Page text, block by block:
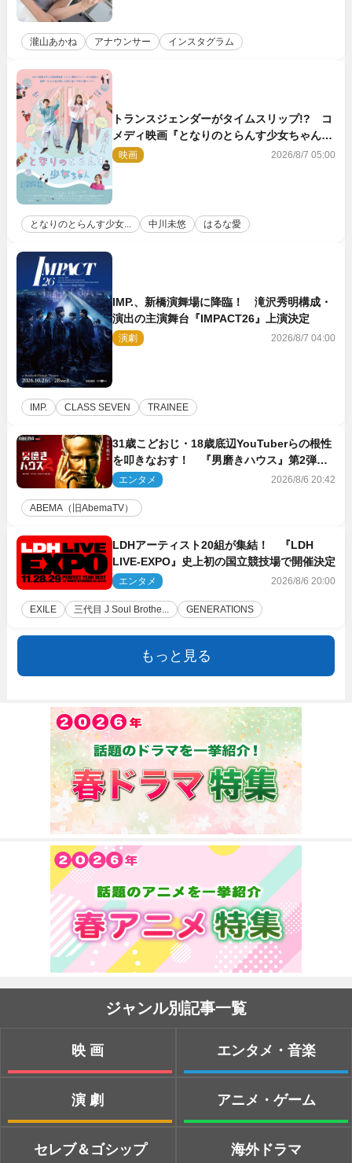
瀧山あかね アナウンサー インスタグラム
トランスジェンダーがタイムスリップ!? コ
メディ映画『となりのとらんす少女ちゃん』
11.7公開決定
映画 2026/8/7 05:00
となりのとらんす少女... 中川未悠 はるな愛
IMP.、新橋演舞場に降臨！ 滝沢秀明構成・
演出の主演舞台『IMPACT26』上演決定
演劇 2026/8/7 04:00
IMP. CLASS SEVEN TRAINEE
31歳こどおじ・18歳底辺YouTuberらの根性
を叩きなおす！ 『男磨きハウス』第2弾コ
ーチ陣発表
エンタメ 2026/8/6 20:42
ABEMA（旧AbemaTV）
LDHアーティスト20組が集結！ 『LDH
LIVE‐EXPO』史上初の国立競技場で開催決定
エンタメ 2026/8/6 20:00
EXILE 三代目 J Soul Brothe... GENERATIONS
もっと見る
ジャンル別記事一覧
映画
演劇
セレブ＆ゴシップ
エンタメ・音楽
アニメ・ゲーム
海外ドラマ